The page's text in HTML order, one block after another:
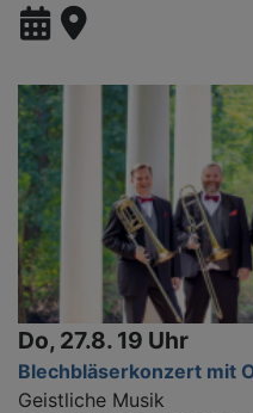
Do, 27.8. 19 Uhr
Blechbläserkonzert mit
Geistliche Musik